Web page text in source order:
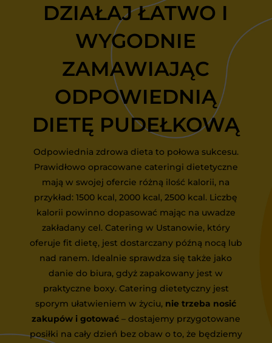
DZIAŁAJ ŁATWO I
WYGODNIE
ZAMAWIAJĄC
ODPOWIEDNIĄ
DIETĘ PUDEŁKOWĄ
Odpowiednia zdrowa dieta to połowa sukcesu.
Prawidłowo opracowane cateringi dietetyczne
mają w swojej ofercie różną ilość kalorii, na
przykład: 1500 kcal, 2000 kcal, 2500 kcal. Liczbę
kalorii powinno dopasować mając na uwadze
zakładany cel. Catering w Ustanowie, który
oferuje fit dietę, jest dostarczany późną nocą lub
nad ranem. Idealnie sprawdza się także jako
danie do biura, gdyż zapakowany jest w
praktyczne boxy. Catering dietetyczny jest
sporym ułatwieniem w życiu, nie trzeba nosić
zakupów i gotować– dostajemy przygotowane
posiłki na cały dzień bez obaw o to, że będziemy